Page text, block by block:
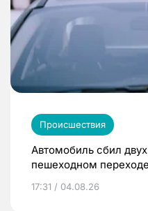
Происшествия
Автомобиль сбил
пешеходном переходе
17:31 / 04.08.26